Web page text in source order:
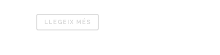
LLEGEIX MÉS